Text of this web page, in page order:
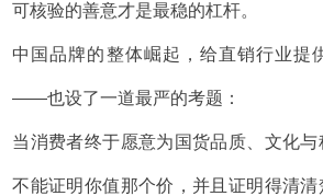
可核验的善意才是最稳的杠杆。
中国品牌的整体崛起，给直销行业提
——也设了一道最严的考题：
当消费者终于愿意为国货品质、文化
不能证明你值那个价，并且证明得清